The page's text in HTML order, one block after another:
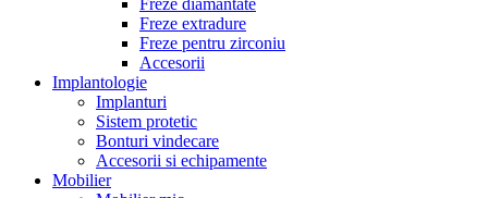
Freze diamantate
Freze extradure
Freze pentru zirconiu
Accesorii
Implantologie
Implanturi
Sistem protetic
Bonturi vindecare
Accesorii si echipamente
Mobilier